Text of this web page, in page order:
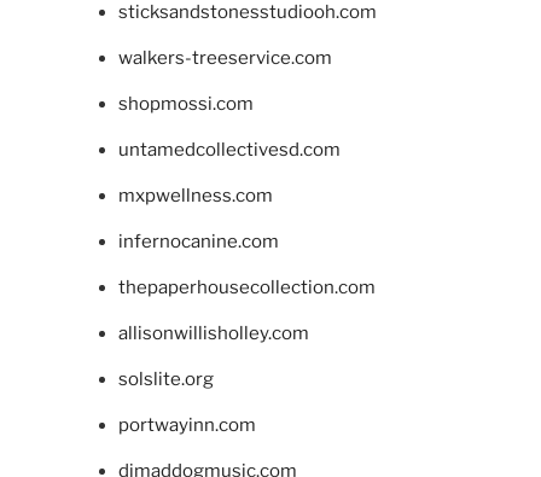
sticksandstonesstudiooh.com
walkers-treeservice.com
shopmossi.com
untamedcollectivesd.com
mxpwellness.com
infernocanine.com
thepaperhousecollection.com
allisonwillisholley.com
solslite.org
portwayinn.com
djmaddogmusic.com